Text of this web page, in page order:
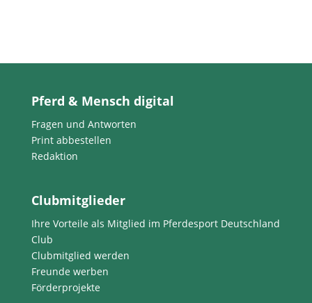
Pferd & Mensch digital
Fragen und Antworten
Print abbestellen
Redaktion
Clubmitglieder
Ihre Vorteile als Mitglied im Pferdesport Deutschland
Club
Clubmitglied werden
Freunde werben
Förderprojekte